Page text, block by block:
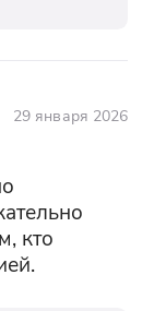
29 января 2026
кто